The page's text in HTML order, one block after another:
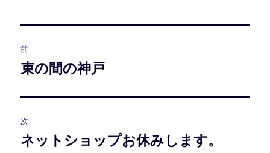
稿
ビ
ゲ
前
前
投
稿:
束の間の神戸
次
次
ネットショップお休みします。